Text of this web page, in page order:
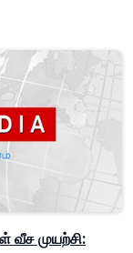
வீச முயற்சி: